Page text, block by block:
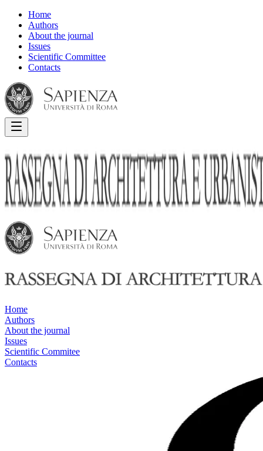
Home
Authors
About the journal
Issues
Scientific Committee
Contacts
Home
Authors
About the journal
Issues
Scientific Commitee
Contacts